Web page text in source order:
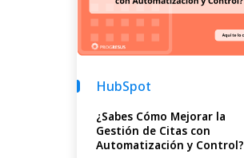
HubSpot
¿Sabes Cómo Mejorar la
Gestión de Citas con
Automatización y Control?